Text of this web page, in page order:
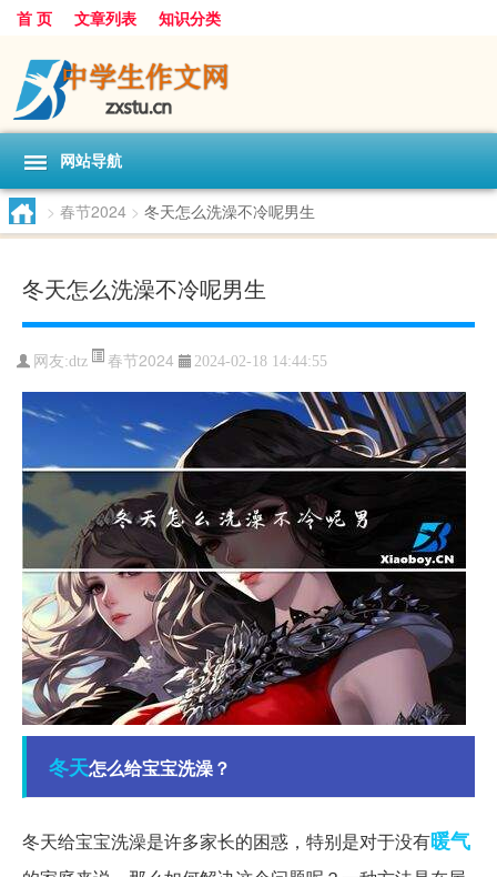
首 页 文章列表 知识分类
网站导航
> 春节2024 > 冬天怎么洗澡不冷呢男生
冬天怎么洗澡不冷呢男生
网友:dtz 春节2024 2024-02-18 14:44:55
冬天怎么给宝宝洗澡？
冬天给宝宝洗澡是许多家长的困惑，特别是对于没有暖气